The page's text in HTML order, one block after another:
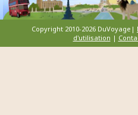
Copyright 2010-2026 DuVoyage|
d'utilisation |